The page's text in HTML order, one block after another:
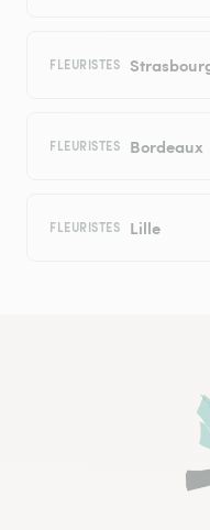
FLEURISTES
FLEURISTES Bordeaux
FLEURISTES Lille